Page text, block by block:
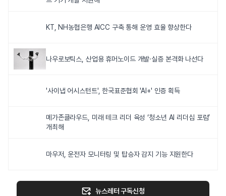
KT, NH농협은행 AICC 구축 통해 운영 효율 향상한다
나우로보틱스, 산업용 휴머노이드 개발·실증 본격화 나선다
'사이냅 어시스턴트', 한국표준협회 'AI+' 인증 획득
메가존클라우드, 미래 테크 리더 육성 ‘청소년 AI 리더십 포럼’
개최해
마우저, 운전자 모니터링 및 탑승자 감지 기능 지원한다
뉴스레터 구독신청